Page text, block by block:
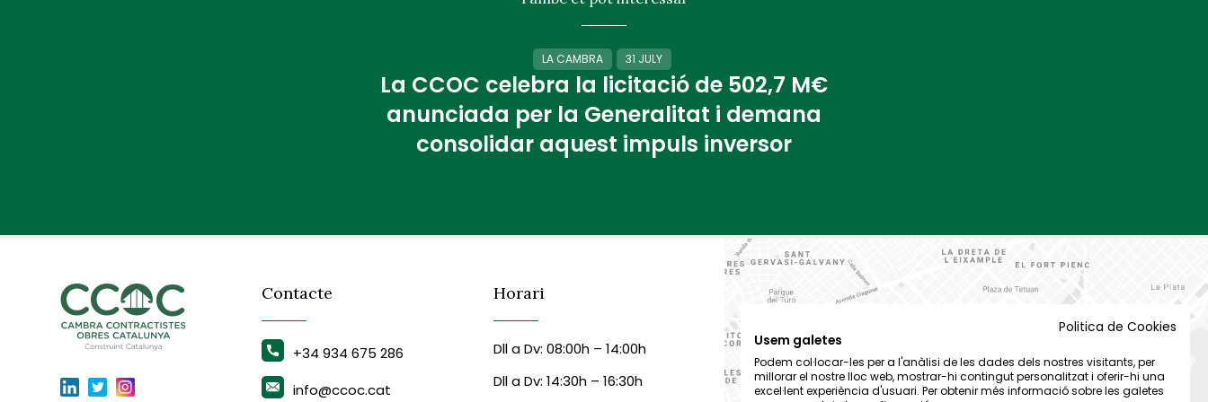
LA CAMBRA 31 JULY
La CCOC celebra la licitació de 502,7 M€
anunciada per la Generalitat i demana
consolidar aquest impuls inversor
Contacte
+34 934 675 286
info@ccoc.cat
Horari
Dll a Dv: 08:00h – 14:00h
Dll a Dv: 14:30h – 16:30h
Politica de Cookies
Usem galetes
Podem col·locar-les per a l'anàlisi de les dades dels nostres visitants, per
millorar el nostre lloc web, mostrar-hi contingut personalitzat i oferir-hi una
excel·lent experiència d'usuari. Per obtenir més informació sobre les galetes